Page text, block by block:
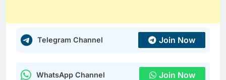
Telegram Channel Join Now
WhatsApp Channel Join Now